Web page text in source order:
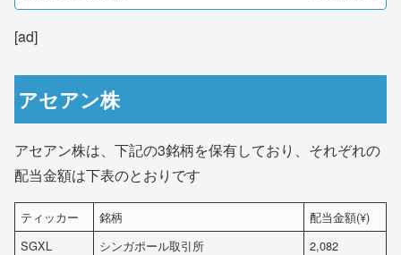
[ad]
アセアン株
アセアン株は、下記の3銘柄を保有しており、それぞれの
配当金額は下表のとおりです
ティッカー 銘柄
配当金額(¥)
SGXL
シンガポール取引所
2,082